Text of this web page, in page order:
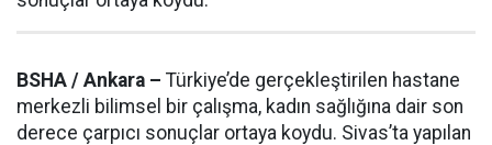
BSHA / Ankara – Türkiye’de gerçekleştirilen hastane
merkezli bilimsel bir çalışma, kadın sağlığına dair son
derece çarpıcı sonuçlar ortaya koydu. Sivas’ta yapılan